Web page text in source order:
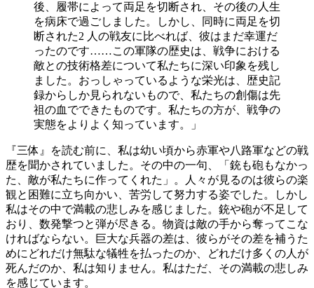
後、履帯によって両足を切断され、その後の人生
を病床で過ごしました。しかし、同時に両足を切
断された2 人の戦友に比べれば、彼はまだ幸運だ
ったのです……この軍隊の歴史は、戦争における
敵との技術格差について私たちに深い印象を残し
ました。おっしゃっているような栄光は、歴史記
録からしか見られないもので、私たちの創傷は先
祖の血でできたものです。私たちの方が、戦争の
実態をよりよく知っています。」
『三体』を読む前に、私は幼い頃から赤軍や八路軍などの戦
歴を聞かされていました。その中の一句、「銃も砲もなかっ
た、敵が私たちに作ってくれた」。人々が見るのは彼らの楽
観と困難に立ち向かい、苦労して努力する姿でした。しかし
私はその中で満載の悲しみを感じました。銃や砲が不足して
おり、数発撃つと弾が尽きる。物資は敵の手から奪ってこな
ければならない。巨大な兵器の差は、彼らがその差を補うた
めにどれだけ無駄な犠牲を払ったのか、どれだけ多くの人が
死んだのか、私は知りません。私はただ、その満載の悲しみ
を感じています。